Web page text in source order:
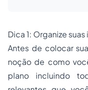
Dica 1: Organize
Antes de colocar
noção de como
plano incluindo